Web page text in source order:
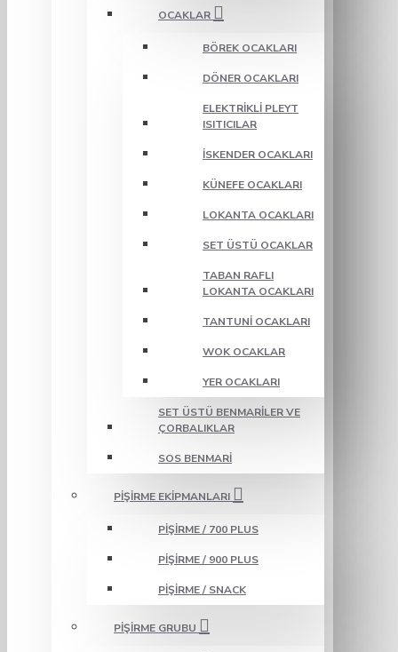
OCAKLAR
BÖREK OCAKLARI
DÖNER OCAKLARI
ELEKTRIKLI PLEYT
ISITICILAR
İSKENDER OCAKLARI
KÜNEFE OCAKLARI
LOKANTA OCAKLARI
SET ÜSTÜ OCAKLAR
TABAN RAFLI
LOKANTA OCAKLARI
TANTUNI OCAKLARI
WOK OCAKLAR
YER OCAKLARI
SET ÜSTÜ BENMARILER VE
ÇORBALIKLAR
SOS BENMARI
PIŞIRME EKIPMANLARI
PIŞIRME / 700 PLUS
PIŞIRME / 900 PLUS
PIŞIRME / SNACK
PIŞIRME GRUBU